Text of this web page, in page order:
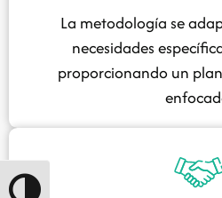
Alternar alto contraste
La metodología se
necesidades
proporcionando un